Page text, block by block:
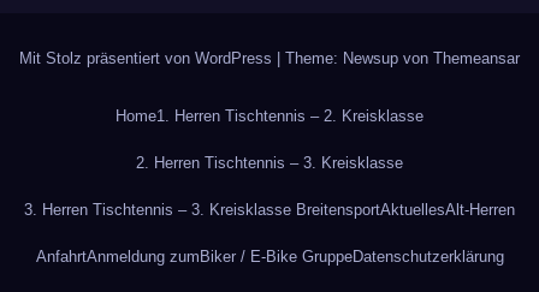
Mit Stolz präsentiert von WordPress Theme: Newsup von Themeansar
Home1. Herren Tischtennis – 2. Kreisklasse
2. Herren Tischtennis – 3. Kreisklasse
3. Herren Tischtennis – 3. Kreisklasse BreitensportAktuellesAlt-Herren
AnfahrtAnmeldung zumBiker / E-Bike GruppeDatenschutzerklärung